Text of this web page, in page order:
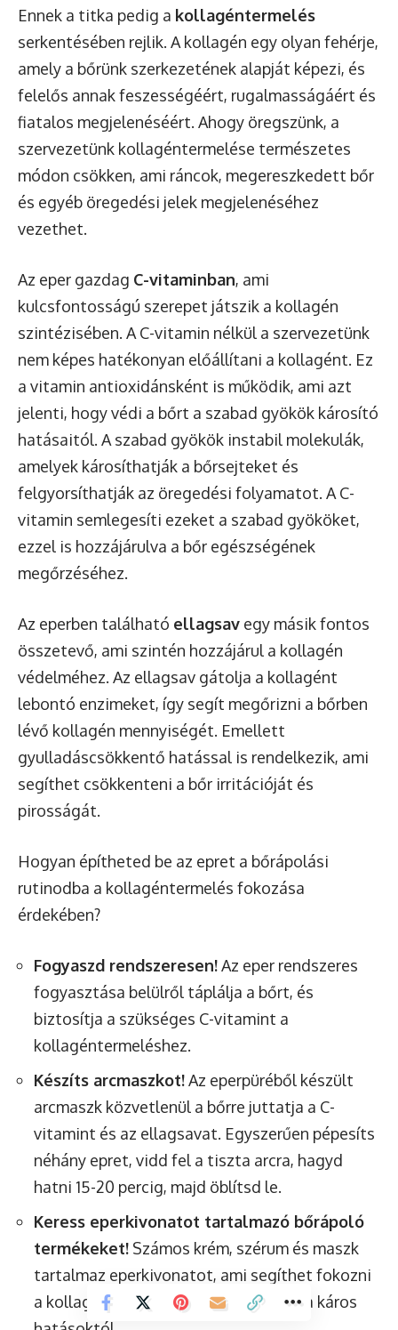
Ennek a titka pedig a kollagéntermelés
serkentésében rejlik. A kollagén egy olyan fehérje,
amely a bőrünk szerkezetének alapját képezi, és
felelős annak feszességéért, rugalmasságáért és
fiatalos megjelenéséért. Ahogy öregszünk, a
szervezetünk kollagéntermelése természetes
módon csökken, ami ráncok, megereszkedett bőr
és egyéb öregedési jelek megjelenéséhez
vezethet.
Az eper gazdag C-vitaminban, ami
kulcsfontosságú szerepet játszik a kollagén
szintézisében. A C-vitamin nélkül a szervezetünk
nem képes hatékonyan előállítani a kollagént. Ez
a vitamin antioxidánsként is működik, ami azt
jelenti, hogy védi a bőrt a szabad gyökök károsító
hatásaitól. A szabad gyökök instabil molekulák,
amelyek károsíthatják a bőrsejteket és
felgyorsíthatják az öregedési folyamatot. A C-
vitamin semlegesíti ezeket a szabad gyököket,
ezzel is hozzájárulva a bőr egészségének
megőrzéséhez.
Az eperben található ellagsav egy másik fontos
összetevő, ami szintén hozzájárul a kollagén
védelméhez. Az ellagsav gátolja a kollagént
lebontó enzimeket, így segít megőrizni a bőrben
lévő kollagén mennyiségét. Emellett
gyulladáscsökkentő hatással is rendelkezik, ami
segíthet csökkenteni a bőr irritációját és
pirosságát.
Hogyan építheted be az epret a bőrápolási
rutinodba a kollagéntermelés fokozása
érdekében?
Fogyaszd rendszeresen!Az eper rendszeres
fogyasztása belülről táplálja a bőrt, és
biztosítja a szükséges C-vitamint a
kollagéntermeléshez.
Készíts arcmaszkot!Az eperpüréből készült
arcmaszk közvetlenül a bőrre juttatja a C-
vitamint és az ellagsavat. Egyszerűen pépesíts
néhány epret, vidd fel a tiszta arcra, hagyd
hatni 15-20 percig, majd öblítsd le.
Keress eperkivonatot tartalmazó bőrápoló
termékeket! Számos krém, szérum és maszk
tartalmaz eperkivonatot, ami segíthet fokozni
a kollagéntermelést és védeni a bőrt a káros